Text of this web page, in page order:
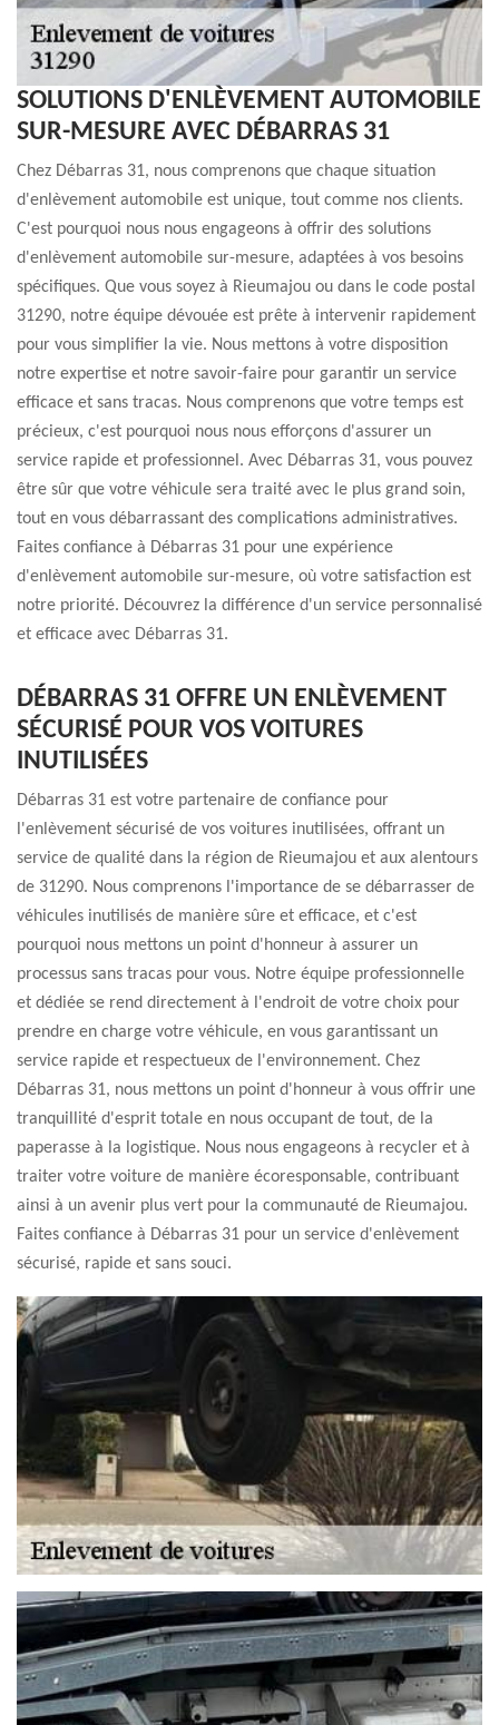
SOLUTIONS D'ENLÈVEMENT AUTOMOBILE
SUR-MESURE AVEC DÉBARRAS 31
Chez Débarras 31, nous comprenons que chaque situation
d'enlèvement automobile est unique, tout comme nos clients.
C'est pourquoi nous nous engageons à offrir des solutions
d'enlèvement automobile sur-mesure, adaptées à vos besoins
spécifiques. Que vous soyez à Rieumajou ou dans le code postal
31290, notre équipe dévouée est prête à intervenir rapidement
pour vous simplifier la vie. Nous mettons à votre disposition
notre expertise et notre savoir-faire pour garantir un service
efficace et sans tracas. Nous comprenons que votre temps est
précieux, c'est pourquoi nous nous efforçons d'assurer un
service rapide et professionnel. Avec Débarras 31, vous pouvez
être sûr que votre véhicule sera traité avec le plus grand soin,
tout en vous débarrassant des complications administratives.
Faites confiance à Débarras 31 pour une expérience
d'enlèvement automobile sur-mesure, où votre satisfaction est
notre priorité. Découvrez la différence d'un service personnalisé
et efficace avec Débarras 31.
DÉBARRAS 31 OFFRE UN ENLÈVEMENT
SÉCURISÉ POUR VOS VOITURES
INUTILISÉES
Débarras 31 est votre partenaire de confiance pour
l'enlèvement sécurisé de vos voitures inutilisées, offrant un
service de qualité dans la région de Rieumajou et aux alentours
de 31290. Nous comprenons l'importance de se débarrasser de
véhicules inutilisés de manière sûre et efficace, et c'est
pourquoi nous mettons un point d'honneur à assurer un
processus sans tracas pour vous. Notre équipe professionnelle
et dédiée se rend directement à l'endroit de votre choix pour
prendre en charge votre véhicule, en vous garantissant un
service rapide et respectueux de l'environnement. Chez
Débarras 31, nous mettons un point d'honneur à vous offrir une
tranquillité d'esprit totale en nous occupant de tout, de la
paperasse à la logistique. Nous nous engageons à recycler et à
traiter votre voiture de manière écoresponsable, contribuant
ainsi à un avenir plus vert pour la communauté de Rieumajou.
Faites confiance à Débarras 31 pour un service d'enlèvement
sécurisé, rapide et sans souci.